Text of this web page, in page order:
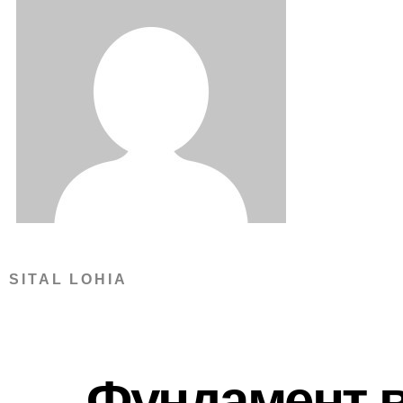
SITAL LOHIA